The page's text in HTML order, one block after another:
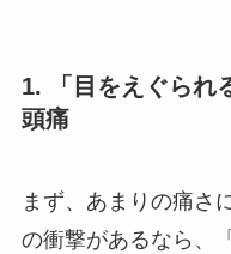
1. 「目をえぐられ
頭痛
まず、あまりの痛さ
の衝撃があるなら、